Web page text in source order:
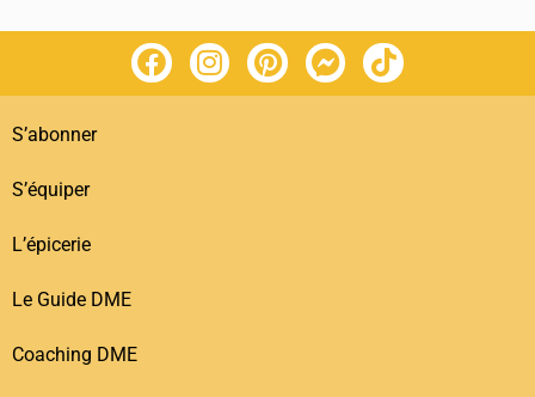
S’abonner
S’équiper
L’épicerie
Le Guide DME
Coaching DME